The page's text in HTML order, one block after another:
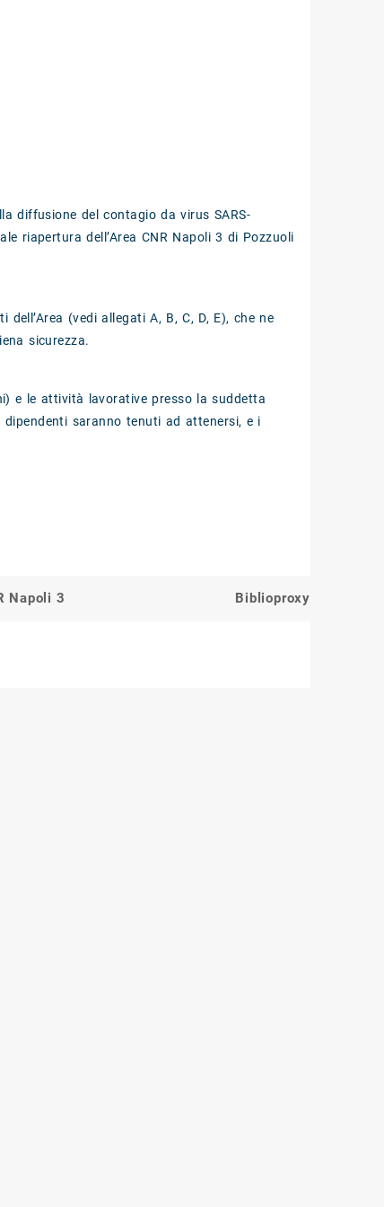
diffusione del contagio da virus SARS-
riapertura dell’Area CNR Napoli 3 di Pozzuoli
(vedi allegati A, B, C, D, E), che ne
sicurezza.
e le attività lavorative presso la suddetta
saranno tenuti ad attenersi, e i
Napoli 3 Biblioproxy